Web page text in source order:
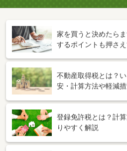
家を買うと決めたら
するポイントも押さ
不動産取得税とは？
安・計算方法や軽減
登録免許税とは？計
りやすく解説